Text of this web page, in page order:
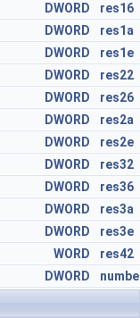
DWORD
res16
DWORD
res1a
DWORD
res1e
DWORD
res22
DWORD
res26
DWORD
res2a
DWORD
res2e
DWORD
res32
DWORD
res36
DWORD
res3a
DWORD
res3e
WORD
res42
DWORD